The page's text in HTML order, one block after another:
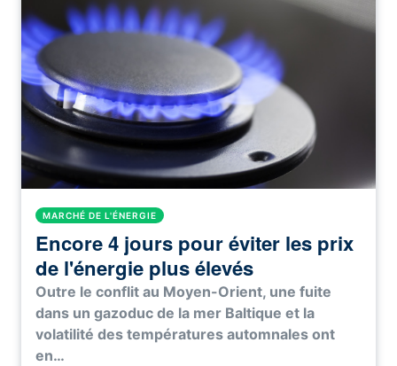
MARCHÉ DE L'ÉNERGIE
Encore 4 jours pour éviter les prix
de l'énergie plus élevés
Outre le conflit au Moyen-Orient, une fuite
dans un gazoduc de la mer Baltique et la
volatilité des températures automnales ont
en…